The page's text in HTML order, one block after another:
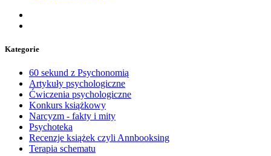
Kategorie
60 sekund z Psychonomią
Artykuły psychologiczne
Ćwiczenia psychologiczne
Konkurs książkowy
Narcyzm - fakty i mity
Psychoteka
Recenzje książek czyli Annbooksing
Terapia schematu